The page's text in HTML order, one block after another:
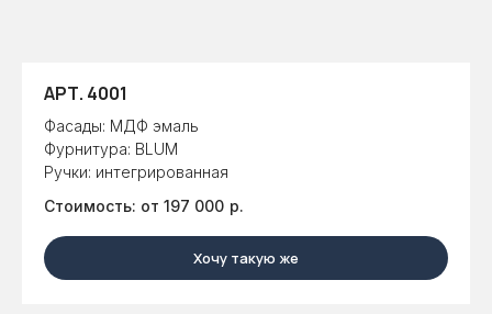
АРТ. 4001
Фасады: МДФ эмаль
Фурнитура: BLUM
Ручки: интегрированная
Стоимость: от 197 000 р.
Хочу такую же